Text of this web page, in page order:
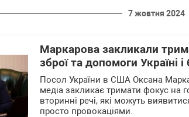
7 жовтня 2024
Маркарова закликали
зброї та допомоги Україні і
Посол України в США Оксана
медіа закликає тримати фокус на
вторинні речі, які можуть
просто провокаціями.